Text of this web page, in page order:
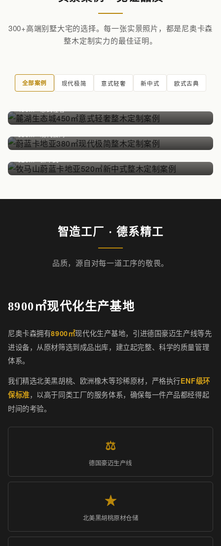
300+高端别墅大宅的选择。每一张实景照片，都是尼奥卡森
整木定制实力的最佳证明。
全部案例 现代极简 意式轻奢 新中式 欧式古典
450㎡ · 意式轻奢
蔚蓝卡地亚
380㎡ · 现代极简
牧马山蔚蓝卡地亚
520㎡ · 新中式
智造工厂 · 德系精工
品质，源自对每一道工序的敬畏。
8900㎡现代化生产基地
尼奥卡森拥有8900㎡现代化生产基地，引进德国豪迈生产线等先
进设备，从原材筛选到成品出库，建立起完整、科学的质量管理
体系。
我们精选北美黑胡桃、欧洲橡木等珍稀原材，严格执行ENF级环
保标准，以高于同类工厂的服务体系，确保每一件产品都经得起
时间的考验。
⚖
德国豪迈生产线
★
北美黑胡桃原材仓储